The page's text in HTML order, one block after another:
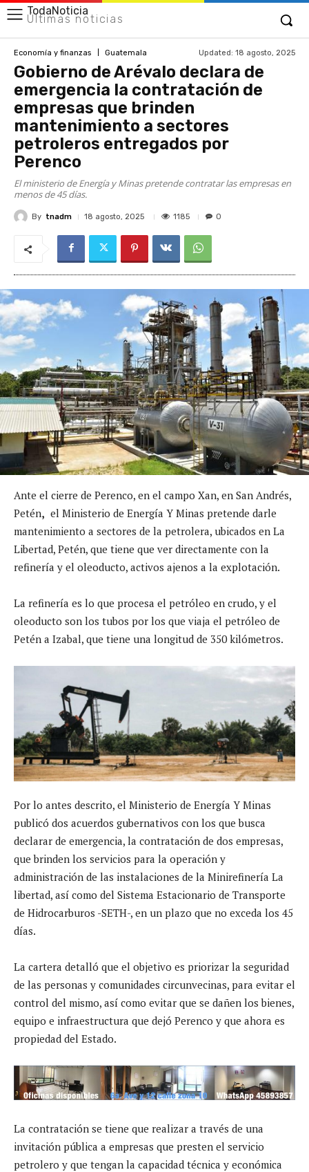
TodaNoticia
Últimas noticias
Economía y finanzas Guatemala Updated: 18 agosto, 2025
Gobierno de Arévalo declara de
emergencia la contratación de
empresas que brinden
mantenimiento a sectores
petroleros entregados por
Perenco
El ministerio de Energía y Minas pretende contratar las empresas en
menos de 45 días.
By tnadm 18 agosto, 2025 1185 0
Ante el cierre de Perenco, en el campo Xan, en San Andrés,
Petén, el Ministerio de Energía Y Minas pretende darle
mantenimiento a sectores de la petrolera, ubicados en La
Libertad, Petén, que tiene que ver directamente con la
refinería y el oleoducto, activos ajenos a la explotación.
La refinería es lo que procesa el petróleo en crudo, y el
oleoducto son los tubos por los que viaja el petróleo de
Petén a Izabal, que tiene una longitud de 350 kilómetros.
Por lo antes descrito, el Ministerio de Energía Y Minas
publicó dos acuerdos gubernativos con los que busca
declarar de emergencia, la contratación de dos empresas,
que brinden los servicios para la operación y
administración de las instalaciones de la Minirefinería La
libertad, así como del Sistema Estacionario de Transporte
de Hidrocarburos -SETH-, en un plazo que no exceda los 45
días.
La cartera detalló que el objetivo es priorizar la seguridad
de las personas y comunidades circunvecinas, para evitar el
control del mismo, así como evitar que se dañen los bienes,
equipo e infraestructura que dejó Perenco y que ahora es
propiedad del Estado.
La contratación se tiene que realizar a través de una
invitación pública a empresas que presten el servicio
petrolero y que tengan la capacidad técnica y económica